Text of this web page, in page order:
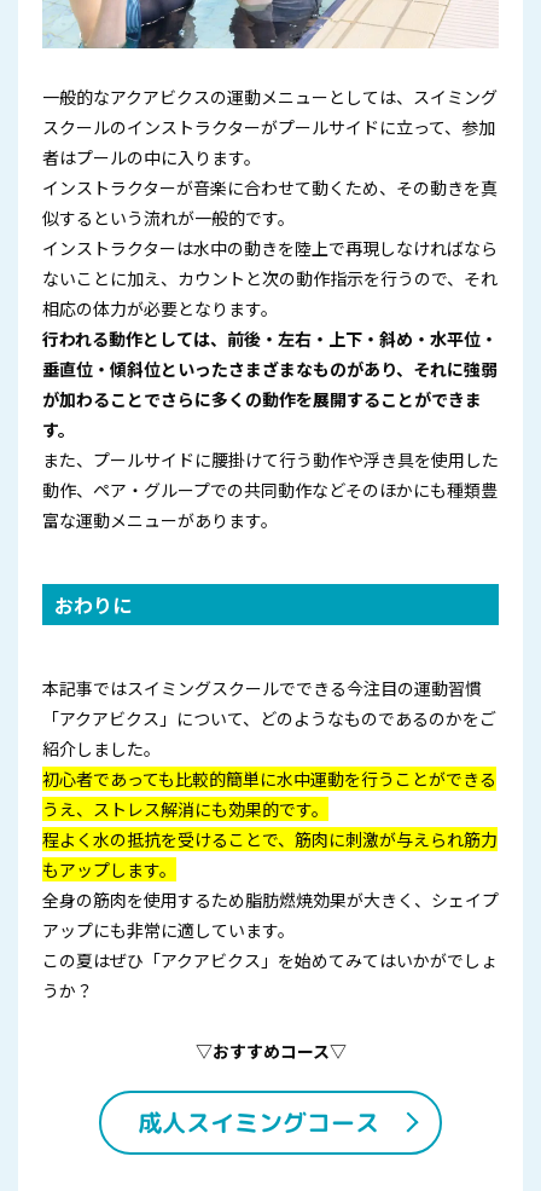
一般的なアクアビクスの運動メニューとしては、スイミング
スクールのインストラクターがプールサイドに立って、参加
者はプールの中に入ります。
インストラクターが音楽に合わせて動くため、その動きを真
似するという流れが一般的です。
インストラクターは水中の動きを陸上で再現しなければなら
ないことに加え、カウントと次の動作指示を行うので、それ
相応の体力が必要となります。
行われる動作としては、前後・左右・上下・斜め・水平位・
垂直位・傾斜位といったさまざまなものがあり、それに強弱
が加わることでさらに多くの動作を展開することができま
す。
また、プールサイドに腰掛けて行う動作や浮き具を使用した
動作、ペア・グループでの共同動作などそのほかにも種類豊
富な運動メニューがあります。
おわりに
本記事ではスイミングスクールでできる今注目の運動習慣
「アクアビクス」について、どのようなものであるのかをご
紹介しました。
初心者であっても比較的簡単に水中運動を行うことができる
うえ、ストレス解消にも効果的です。
程よく水の抵抗を受けることで、筋肉に刺激が与えられ筋力
もアップします。
全身の筋肉を使用するため脂肪燃焼効果が大きく、シェイプ
アップにも非常に適しています。
この夏はぜひ「アクアビクス」を始めてみてはいかがでしょ
うか？
▽おすすめコース▽
成人スイミングコース